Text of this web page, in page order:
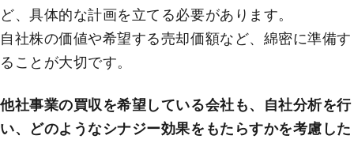
ど、具体的な計画を立てる必要があります。
自社株の価値や希望する売却価額など、綿密に準備す
ることが大切です。
他社事業の買収を希望している会社も、自社分析を行
い、どのようなシナジー効果をもたらすかを考慮した